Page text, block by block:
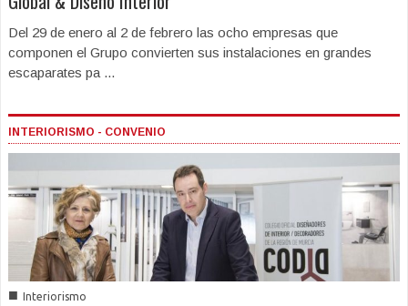
Del 29 de enero al 2 de febrero las ocho empresas que
componen el Grupo convierten sus instalaciones en grandes
escaparates pa ...
INTERIORISMO - CONVENIO
■ Interiorismo